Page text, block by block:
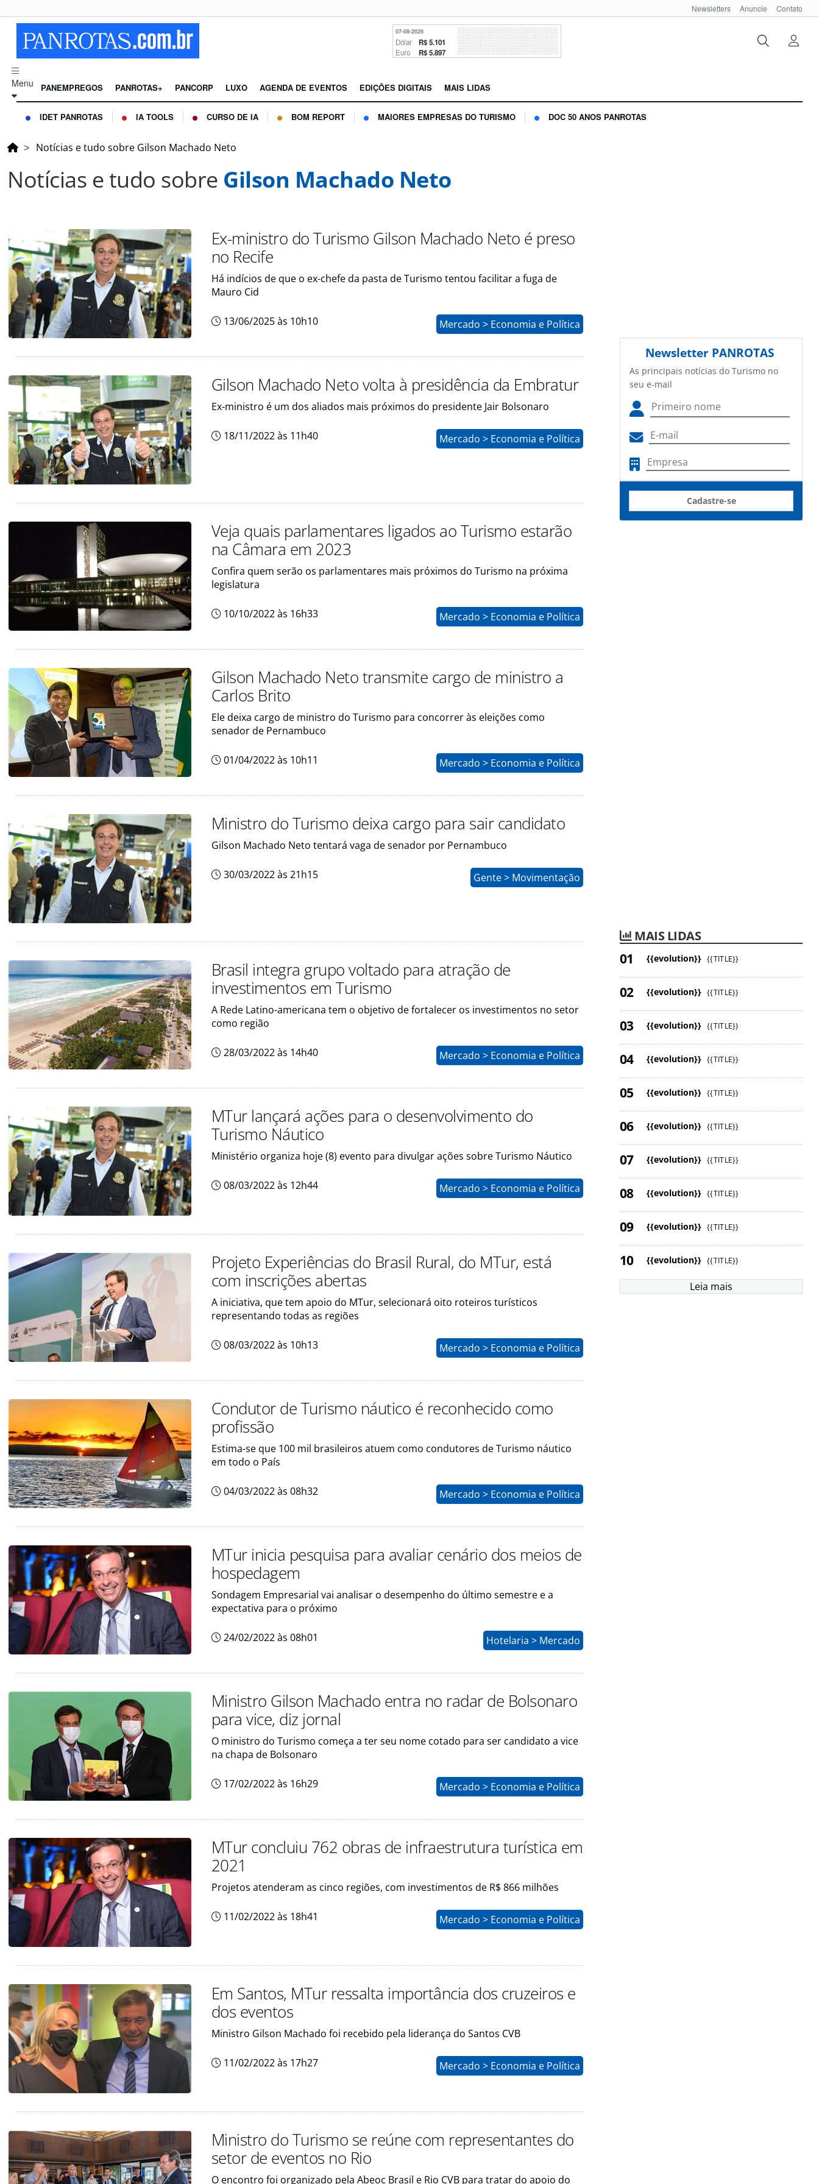
Newsletters Anuncie Contato
07-08-2026
Dólar R$ 5.101
Euro R$ 5.897
Menu PANEMPREGOS PANROTAS+ PANCORP LUXO AGENDA DE EVENTOS EDIÇÕES DIGITAIS MAIS LIDAS
IDET PANROTAS IA TOOLS CURSO DE IA BOM REPORT MAIORES EMPRESAS DO TURISMO DOC 50 ANOS PANROTAS
Notícias e tudo sobre Gilson Machado Neto
Notícias e tudo sobre Gilson Machado Neto
Ex-ministro do Turismo Gilson Machado Neto é preso
no Recife
Há indícios de que o ex-chefe da pasta de Turismo tentou facilitar a fuga de
Mauro Cid
13/06/2025 às 10h10 Mercado > Economia e Política
Gilson Machado Neto volta à presidência da Embratur
Ex-ministro é um dos aliados mais próximos do presidente Jair Bolsonaro
18/11/2022 às 11h40 Mercado > Economia e Política
Veja quais parlamentares ligados ao Turismo estarão
na Câmara em 2023
Confira quem serão os parlamentares mais próximos do Turismo na próxima
legislatura
10/10/2022 às 16h33 Mercado > Economia e Política
Gilson Machado Neto transmite cargo de ministro a
Carlos Brito
Ele deixa cargo de ministro do Turismo para concorrer às eleições como
senador de Pernambuco
01/04/2022 às 10h11 Mercado > Economia e Política
Ministro do Turismo deixa cargo para sair candidato
Gilson Machado Neto tentará vaga de senador por Pernambuco
30/03/2022 às 21h15 Gente > Movimentação
Brasil integra grupo voltado para atração de
investimentos em Turismo
A Rede Latino-americana tem o objetivo de fortalecer os investimentos no setor
como região
28/03/2022 às 14h40 Mercado > Economia e Política
MTur lançará ações para o desenvolvimento do
Turismo Náutico
Ministério organiza hoje (8) evento para divulgar ações sobre Turismo Náutico
08/03/2022 às 12h44 Mercado > Economia e Política
Projeto Experiências do Brasil Rural, do MTur, está
com inscrições abertas
A iniciativa, que tem apoio do MTur, selecionará oito roteiros turísticos
representando todas as regiões
08/03/2022 às 10h13 Mercado > Economia e Política
Condutor de Turismo náutico é reconhecido como
profissão
Estima-se que 100 mil brasileiros atuem como condutores de Turismo náutico
em todo o País
04/03/2022 às 08h32 Mercado > Economia e Política
MTur inicia pesquisa para avaliar cenário dos meios de
hospedagem
Sondagem Empresarial vai analisar o desempenho do último semestre e a
expectativa para o próximo
24/02/2022 às 08h01 Hotelaria > Mercado
Ministro Gilson Machado entra no radar de Bolsonaro
para vice, diz jornal
O ministro do Turismo começa a ter seu nome cotado para ser candidato a vice
na chapa de Bolsonaro
17/02/2022 às 16h29 Mercado > Economia e Política
MTur concluiu 762 obras de infraestrutura turística em
2021
Projetos atenderam as cinco regiões, com investimentos de R$ 866 milhões
11/02/2022 às 18h41 Mercado > Economia e Política
Em Santos, MTur ressalta importância dos cruzeiros e
dos eventos
Ministro Gilson Machado foi recebido pela liderança do Santos CVB
11/02/2022 às 17h27 Mercado > Economia e Política
Ministro do Turismo se reúne com representantes do
setor de eventos no Rio
O encontro foi organizado pela Abeoc Brasil e Rio CVB para tratar do apoio do
Newsletter PANROTAS
As principais notícias do Turismo no
seu e-mail
Cadastre-se
MAIS LIDAS
{{evolution}} {{TITLE}}
{{evolution}} {{TITLE}}
{{evolution}} {{TITLE}}
{{evolution}} {{TITLE}}
{{evolution}} {{TITLE}}
{{evolution}} {{TITLE}}
{{evolution}} {{TITLE}}
{{evolution}} {{TITLE}}
{{evolution}} {{TITLE}}
{{evolution}} {{TITLE}}
Leia mais